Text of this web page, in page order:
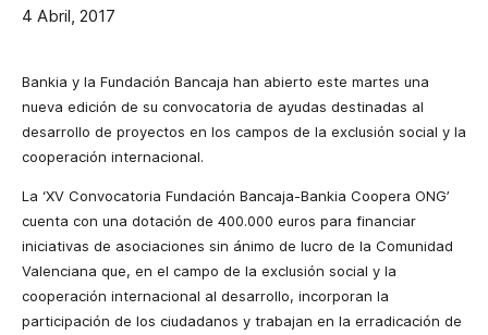
4 Abril, 2017
Bankia y la Fundación Bancaja han abierto este martes una
nueva edición de su convocatoria de ayudas destinadas al
desarrollo de proyectos en los campos de la exclusión social y la
cooperación internacional.
La ‘XV Convocatoria Fundación Bancaja-Bankia Coopera ONG’
cuenta con una dotación de 400.000 euros para financiar
iniciativas de asociaciones sin ánimo de lucro de la Comunidad
Valenciana que, en el campo de la exclusión social y la
cooperación internacional al desarrollo, incorporan la
participación de los ciudadanos y trabajan en la erradicación de